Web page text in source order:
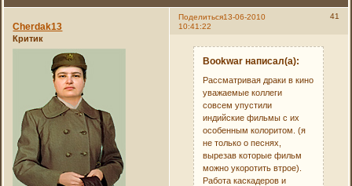
Поделиться 41
13-06-2010
10:41:22
Cherdak13
Критик
Bookwar написал(а):
Рассматривая драки в кино
уважаемые коллеги
совсем упустили
индийские фильмы с их
особенным колоритом. (я
не только о песнях,
вырезав которые фильм
можно укоротить втрое).
Работа каскадеров и